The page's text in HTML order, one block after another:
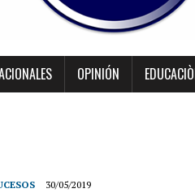
OPINIÓN
30/05/2019